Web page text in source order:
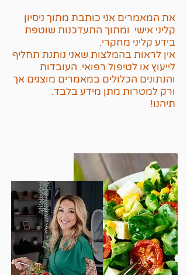
את המאמרים אני כותבת מתוך ניסיון
קליני אישי ומתוך התעדכנות שוטפת
בידע קליני מחקרי.
אין לראות בהמלצות שאני נותנת תחליף
לייעוץ או לטיפול רפואי. העובדות
והנתונים הכלולים במאמרים מוצגים אך
ורק למטרות מתן מידע בלבד.
תיהנו!